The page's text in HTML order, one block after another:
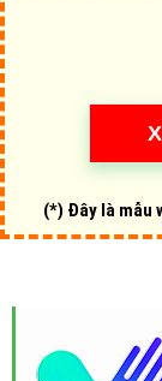
(*) Đây là mẫu